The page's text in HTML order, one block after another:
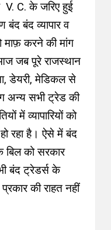
V. C. के जरिए हुई
बंद व्यापार व
माफ़ करने की मांग
जब पूरे राजस्थान
डेयरी, मेडिकल से
अन्य सभी ट्रेड की
में व्यापारियों को
रहा है। ऐसे में बंद
बिल को सरकार
बंद ट्रेडर्स के
प्रकार की राहत नहीं